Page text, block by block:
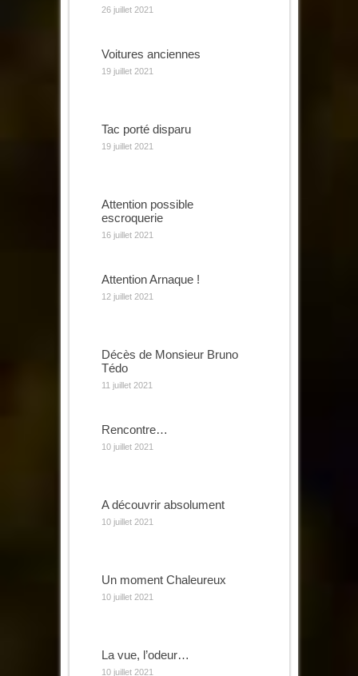
26 juillet 2021
Voitures anciennes
19 juillet 2021
Tac porté disparu
19 juillet 2021
Attention possible
escroquerie
16 juillet 2021
Attention Arnaque !
12 juillet 2021
Décès de Monsieur Bruno
Tédo
11 juillet 2021
Rencontre…
10 juillet 2021
A découvrir absolument
10 juillet 2021
Un moment Chaleureux
10 juillet 2021
La vue, l’odeur…
10 juillet 2021